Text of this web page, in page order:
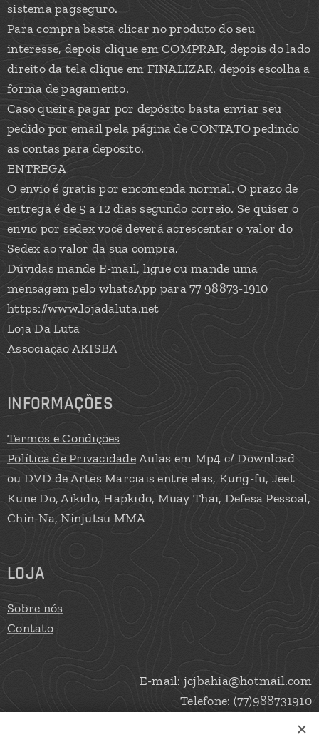
sistema pagseguro.
Para compra basta clicar no produto do seu
interesse, depois clique em COMPRAR, depois do lado
direito da tela clique em FINALIZAR. depois escolha a
forma de pagamento.
Caso queira pagar por depósito basta enviar seu
pedido por email pela página de CONTATO pedindo
as contas para deposito.
ENTREGA
O envio é gratis por encomenda normal. O prazo de
entrega é de 5 a 12 dias segundo correio. Se quiser o
envio por sedex você deverá acrescentar o valor do
Sedex ao valor da sua compra.
Dúvidas mande E-mail, ligue ou mande uma
mensagem pelo whatsApp para 77 98873-1910
https://www.lojadaluta.net
Loja Da Luta
Associação AKISBA
INFORMAÇÕES
Termos e Condições
Política de PrivacidadeAulas em Mp4 c/ Download
ou DVD de Artes Marciais entre elas, Kung-fu, Jeet
Kune Do, Aikido, Hapkido, Muay Thai, Defesa Pessoal,
Chin-Na, Ninjutsu MMA
LOJA
Sobre nós
Contato
E-mail: jcjbahia@hotmail.com
Telefone: (77)988731910